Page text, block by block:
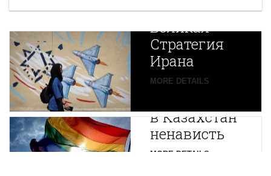
Новая
Великая
Стратегия
Ирана
MORE DETAILS
Путин
в Казахстан
ненависть
MORE DETAILS
Центральной
Азии
зарождается